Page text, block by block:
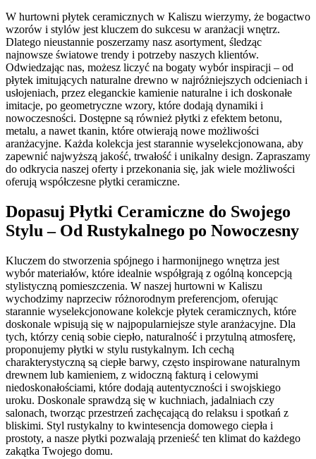
W hurtowni płytek ceramicznych w Kaliszu wierzymy, że bogactwo
wzorów i stylów jest kluczem do sukcesu w aranżacji wnętrz.
Dlatego nieustannie poszerzamy nasz asortyment, śledząc
najnowsze światowe trendy i potrzeby naszych klientów.
Odwiedzając nas, możesz liczyć na bogaty wybór inspiracji – od
płytek imitujących naturalne drewno w najróżniejszych odcieniach i
usłojeniach, przez eleganckie kamienie naturalne i ich doskonałe
imitacje, po geometryczne wzory, które dodają dynamiki i
nowoczesności. Dostępne są również płytki z efektem betonu,
metalu, a nawet tkanin, które otwierają nowe możliwości
aranżacyjne. Każda kolekcja jest starannie wyselekcjonowana, aby
zapewnić najwyższą jakość, trwałość i unikalny design. Zapraszamy
do odkrycia naszej oferty i przekonania się, jak wiele możliwości
oferują współczesne płytki ceramiczne.
Dopasuj Płytki Ceramiczne do Swojego
Stylu – Od Rustykalnego po Nowoczesny
Kluczem do stworzenia spójnego i harmonijnego wnętrza jest
wybór materiałów, które idealnie współgrają z ogólną koncepcją
stylistyczną pomieszczenia. W naszej hurtowni w Kaliszu
wychodzimy naprzeciw różnorodnym preferencjom, oferując
starannie wyselekcjonowane kolekcje płytek ceramicznych, które
doskonale wpisują się w najpopularniejsze style aranżacyjne. Dla
tych, którzy cenią sobie ciepło, naturalność i przytulną atmosferę,
proponujemy płytki w stylu rustykalnym. Ich cechą
charakterystyczną są ciepłe barwy, często inspirowane naturalnym
drewnem lub kamieniem, z widoczną fakturą i celowymi
niedoskonałościami, które dodają autentyczności i swojskiego
uroku. Doskonale sprawdzą się w kuchniach, jadalniach czy
salonach, tworząc przestrzeń zachęcającą do relaksu i spotkań z
bliskimi. Styl rustykalny to kwintesencja domowego ciepła i
prostoty, a nasze płytki pozwalają przenieść ten klimat do każdego
zakątka Twojego domu.